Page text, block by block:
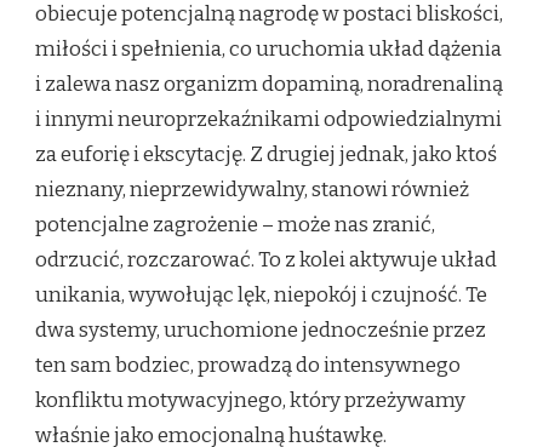
obiecuje potencjalną nagrodę w postaci bliskości,
miłości i spełnienia, co uruchomia układ dążenia
i zalewa nasz organizm dopaminą, noradrenaliną
i innymi neuroprzekaźnikami odpowiedzialnymi
za euforię i ekscytację. Z drugiej jednak, jako ktoś
nieznany, nieprzewidywalny, stanowi również
potencjalne zagrożenie – może nas zranić,
odrzucić, rozczarować. To z kolei aktywuje układ
unikania, wywołując lęk, niepokój i czujność. Te
dwa systemy, uruchomione jednocześnie przez
ten sam bodziec, prowadzą do intensywnego
konfliktu motywacyjnego, który przeżywamy
właśnie jako emocjonalną huśtawkę.